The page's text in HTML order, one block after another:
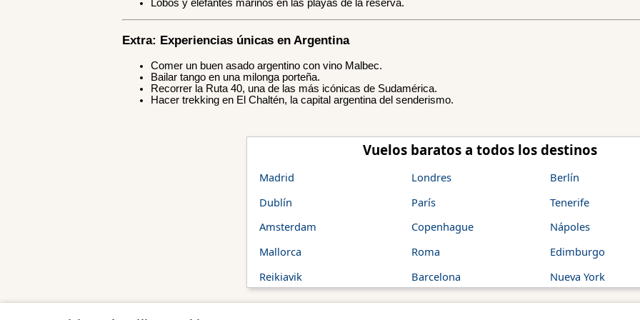
Lobos y elefantes marinos en las playas de la reserva.
Extra: Experiencias únicas en Argentina
Comer un buen asado argentino con vino Malbec.
Bailar tango en una milonga porteña.
Recorrer la Ruta 40, una de las más icónicas de Sudamérica.
Hacer trekking en El Chaltén, la capital argentina del senderismo.
Vuelos baratos a todos los destinos
Madrid
Dublín
Amsterdam
Mallorca
Reikiavik
Londres
París
Copenhague
Roma
Barcelona
Berlín
Tenerife
Nápoles
Edimburgo
Nueva York